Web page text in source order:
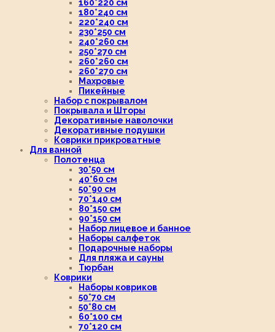
160*220 см
180*240 см
220*240 см
230*250 см
240*260 см
250*270 см
260*260 см
260*270 см
Махровые
Пикейные
Набор с покрывалом
Покрывала и Шторы
Декоративные наволочки
Декоративные подушки
Коврики прикроватные
Для ванной
Полотенца
30*50 см
40*60 см
50*90 см
70*140 см
80*150 см
90*150 см
Набор лицевое и банное
Наборы салфеток
Подарочные наборы
Для пляжа и сауны
Тюрбан
Коврики
Наборы ковриков
50*70 см
50*80 см
60*100 см
70*120 см